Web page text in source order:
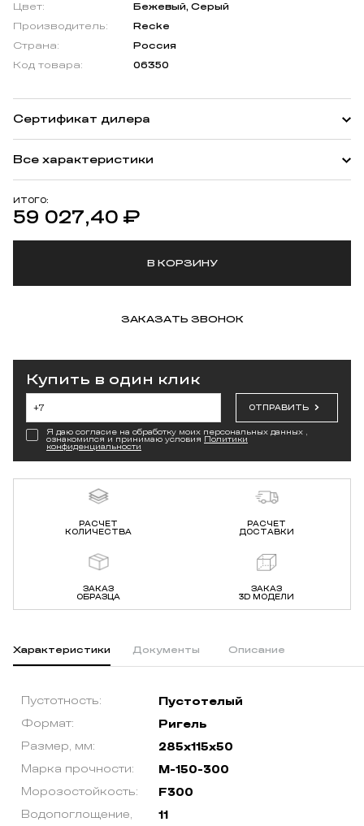
ИТОГО:
59 027,40 ₽
В КОРЗИНУ
ЗАКАЗАТЬ ЗВОНОК
Цвет:
Бежевый, Серый
Производитель:
Recke
Страна:
Россия
Код товара:
06350
Все характеристики
Сертификат дилера
Купить в один клик
ОТПРАВИТЬ
Я даю согласие на обработку моих персональных данных ,
ознакомился и принимаю условия Политики
конфиденциальности
РАСЧЕТ
КОЛИЧЕСТВА
РАСЧЕТ
ДОСТАВКИ
ЗАКАЗ
ОБРАЗЦА
ЗАКАЗ
3D МОДЕЛИ
Характеристики Документы Описание
Пустотность: Пустотелый
Формат: Ригель
Размер, мм: 285х115х50
Марка прочности: М-150-300
Морозостойкость: F300
Водопоглощение,
11